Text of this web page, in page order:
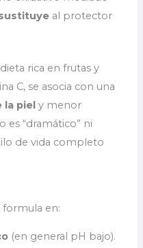
al protector
rica en frutas y
C, se asocia con una
piel y menor
es “dramático” ni
de vida completo
formula en:
(en general pH bajo).